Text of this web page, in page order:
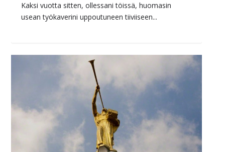
Kaksi vuotta sitten, ollessani töissä, huomasin
usean työkaverini uppoutuneen tiiviiseen...